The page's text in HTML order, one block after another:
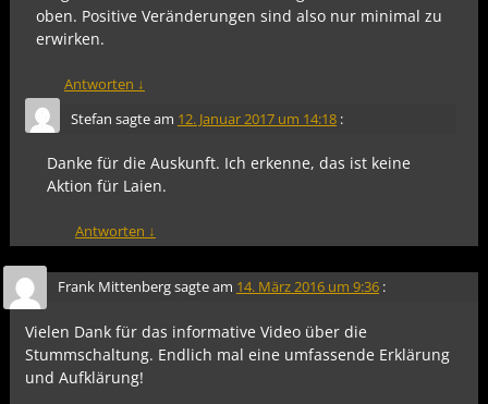
oben. Positive Veränderungen sind also nur minimal zu
erwirken.
Antworten ↓
Stefan sagte am 12. Januar 2017 um 14:18 :
Danke für die Auskunft. Ich erkenne, das ist keine
Aktion für Laien.
Antworten ↓
Frank Mittenbergsagte am 14. März 2016 um 9:36 :
Vielen Dank für das informative Video über die
Stummschaltung. Endlich mal eine umfassende Erklärung
und Aufklärung!